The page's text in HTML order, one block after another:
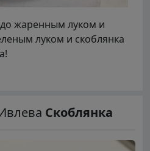
жаренным луком и
луком и скоблянка
Скоблянка